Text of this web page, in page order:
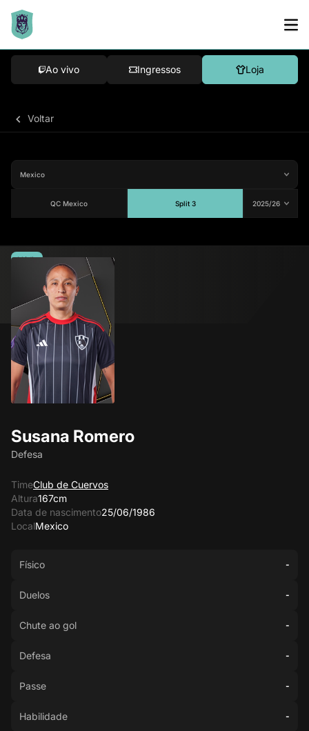
Ao vivo Ingressos Loja
Voltar
QC Mexico Split 3
Susana Romero
Defesa
TimeClub de Cuervos
Altura167cm
Data de nascimento25/06/1986
LocalMexico
Média
Físico -
Duelos -
Chute ao gol -
Defesa -
Passe -
Habilidade -